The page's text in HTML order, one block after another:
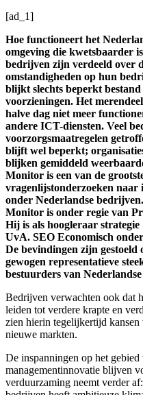
[ad_1]
Hoe functioneert het
omgeving die kwetsbaarder
bedrijven zijn verdeeld over
omstandigheden op hun
blijkt slechts beperkt bestand
voorzieningen. Het
halve dag niet meer
andere ICT-diensten. Veel
voorzorgsmaatregelen
blijft wel beperkt;
blijken gemiddeld
Monitor is een van de
vragenlijstonderzoeken naar
onder Nederlandse
Monitor is onder regie van
Hij is als hoogleraar
UvA. SEO Economisch
De bevindingen zijn gestoeld
gewogen representatieve
bestuurders van
Bedrijven verwachten ook dat
leiden tot verdere krapte en
zien hierin tegelijkertijd
nieuwe markten.
De inspanningen op het
managementinnovatie blijven
verduurzaming neemt verder